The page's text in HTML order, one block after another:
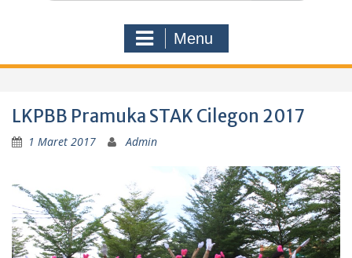
Menu
LKPBB Pramuka STAK Cilegon 2017
1 Maret 2017 Admin